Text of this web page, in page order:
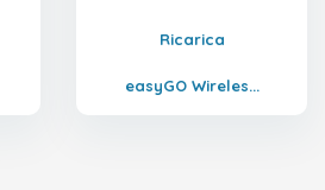
Ricarica
easyGO Wireles...